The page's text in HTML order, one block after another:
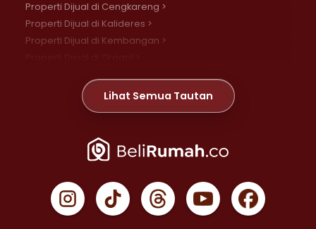
Properti Dijual di Cengkareng >
Properti Dijual di Kalideres >
Properti Dijual di Kembangan >
Properti Dijual di Meruya >
Properti Dijual di Jelambar >
Properti Dijual di Jakarta Pusat >
Properti Dijual di Gambir >
Properti Dijual di Johar Baru >
Lihat Semua Tautan